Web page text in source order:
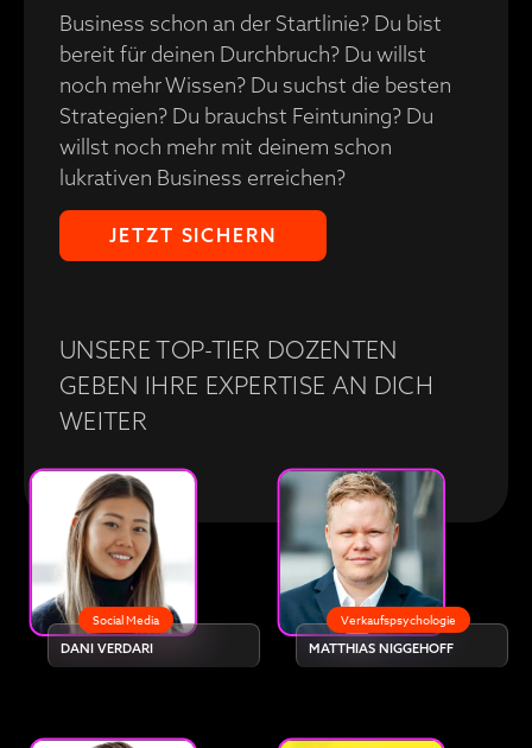
Business schon an der Startlinie? Du bist
bereit für deinen Durchbruch? Du willst
noch mehr Wissen? Du suchst die besten
Strategien? Du brauchst Feintuning? Du
willst noch mehr mit deinem schon
lukrativen Business erreichen?
JETZT SICHERN
UNSERE TOP-TIER DOZENTEN
GEBEN IHRE EXPERTISE AN DICH
WEITER
Social Media
DANI VERDARI
Verkaufspsychologie
MATTHIAS NIGGEHOFF